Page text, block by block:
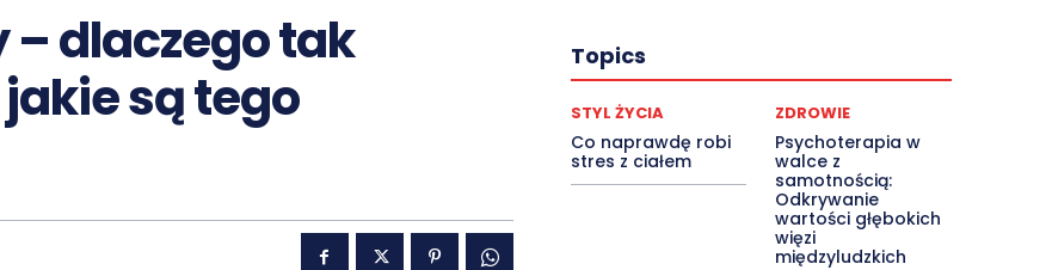
dlaczego tak
są tego
Topics
STYL ŻYCIA
Co naprawdę robi
stres z ciałem
ZDROWIE
Psychoterapia w
walce z
samotnością:
Odkrywanie
wartości głębokich
więzi
międzyludzkich